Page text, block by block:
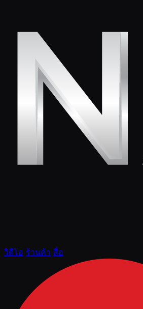
วิดีโอ ร้านค้า สื่อ